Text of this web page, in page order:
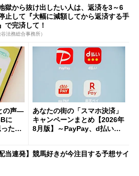
獄から抜け出したい人は、返済を3～6
止して『大幅に減額してから返済する手
で完済して！
法務総合事務所）
の声―
に
た」
あなたの街の「スマホ決済」
キャンペーンまとめ【2026年
8月版】～PayPay、d払い、a
配当連発】競馬好きが今注目する予想サイ